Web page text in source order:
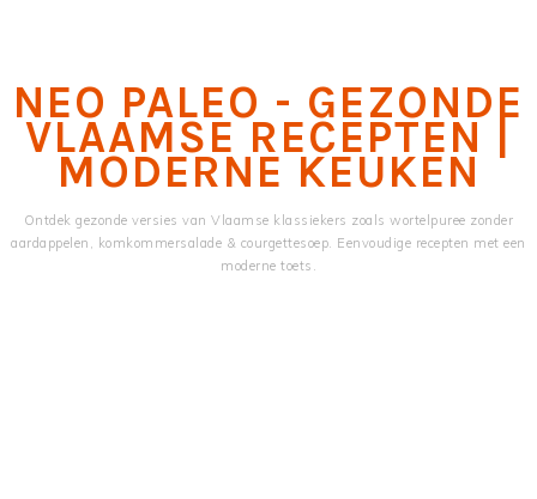
content
sidebar
NEO PALEO - GEZONDE
VLAAMSE RECEPTEN |
MODERNE KEUKEN
Ontdek gezonde versies van Vlaamse klassiekers zoals wortelpuree zonder
aardappelen, komkommersalade & courgettesoep. Eenvoudige recepten met een
moderne toets.